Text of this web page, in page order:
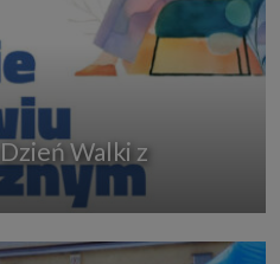
Walki z